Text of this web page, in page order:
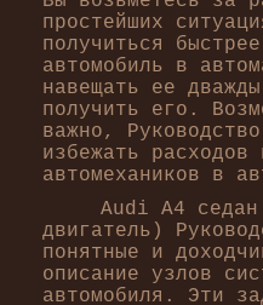
простейших
получиться
автомобиль в
навещать ее
получить его.
важно,
избежать
автомехаников в
Audi А4 седан
двигатель)
понятные и
описание узлов
автомобиля. Эти